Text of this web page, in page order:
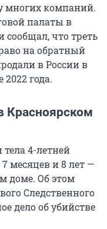
многих компаний.
палаты в
сообщал, что треть
на обратный
в России в
2022 года.
Красноярском
4-летней
месяцев и 8 лет —
доме. Об этом
Следственного
дело об убийстве